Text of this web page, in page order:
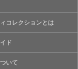
コレクションとは
ド
いて